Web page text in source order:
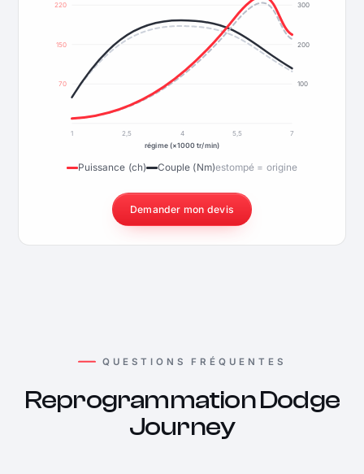
70
150
220
100
200
300
1 2,5 4 5,5
7
régime (×1000 tr/min)
Puissance (ch) Couple (Nm)estompé = origine
Demander mon devis
QUESTIONS FRÉQUENTES
Reprogrammation Dodge
Journey